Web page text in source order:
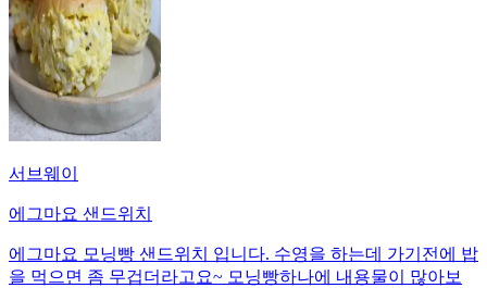
서브웨이
에그마요 샌드위치
에그마요 모닝빵 샌드위치 입니다. 수영을 하는데 가기전에 밥
을 먹으면 좀 무겁더라고요~ 모닝빵하나에 내용물이 많아보